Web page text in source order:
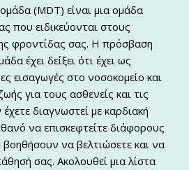
(MDT) είναι μια ομάδα
που ειδικεύονται στους
φροντίδας σας. Η πρόσβαση
έχει δείξει ότι έχει ως
εισαγωγές στο νοσοκομείο και
για τους ασθενείς και τις
διαγνωστεί με καρδιακή
να επισκεφτείτε διάφορους
να βελτιώσετε και να
σας. Ακολουθεί μια λίστα